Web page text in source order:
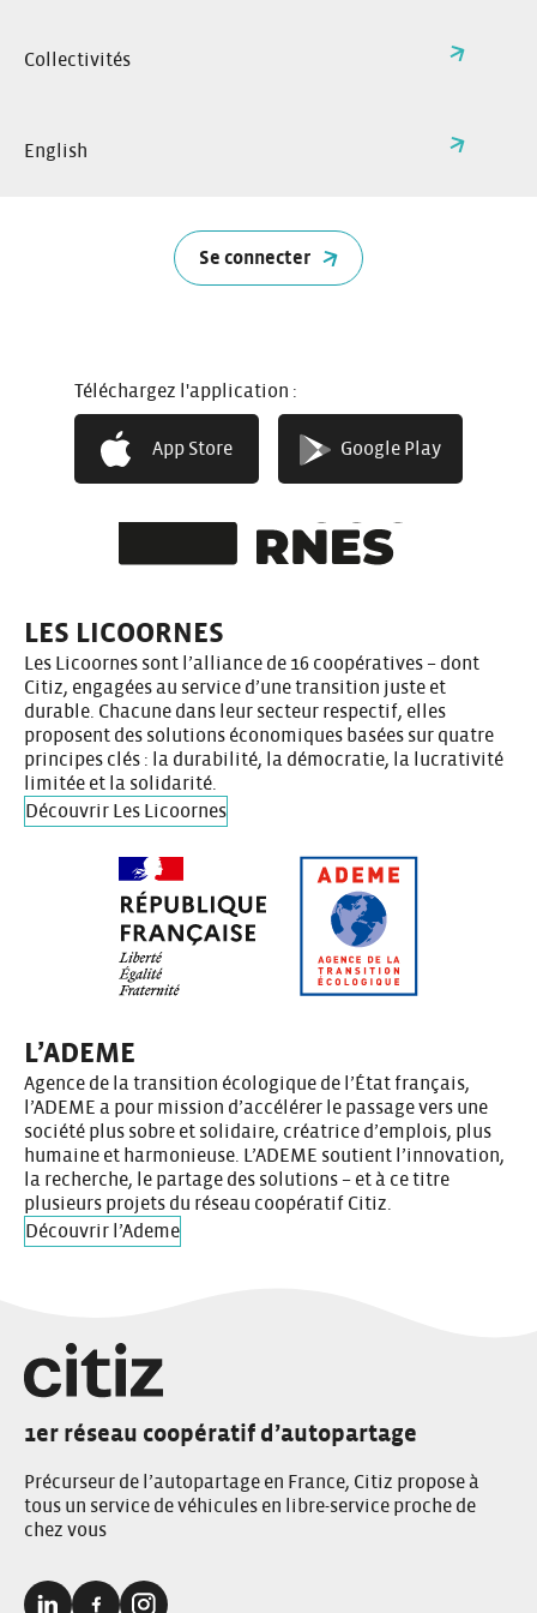
Collectivités
English
Se connecter
Téléchargez l'application :
App Store Google Play
historiquement engagé en faveur des mobilités de
demain et du développement de l’autopartage.
La Macif partage de nombreuses valeurs avec le réseau
Découvrir La Macif
LES LICOORNES
Les Licoornes sont l’alliance de 16 coopératives – dont
Citiz, engagées au service d’une transition juste et
durable. Chacune dans leur secteur respectif, elles
proposent des solutions économiques basées sur quatre
principes clés : la durabilité, la démocratie, la lucrativité
limitée et la solidarité.
Découvrir Les Licoornes
L’ADEME
Agence de la transition écologique de l’État français,
l’ADEME a pour mission d’accélérer le passage vers une
société plus sobre et solidaire, créatrice d’emplois, plus
humaine et harmonieuse. L’ADEME soutient l’innovation,
la recherche, le partage des solutions – et à ce titre
plusieurs projets du réseau coopératif Citiz.
Découvrir l’Ademe
1er réseau coopératif d’autopartage
Précurseur de l’autopartage en France, Citiz propose à
tous un service de véhicules en libre-service proche de
chez vous